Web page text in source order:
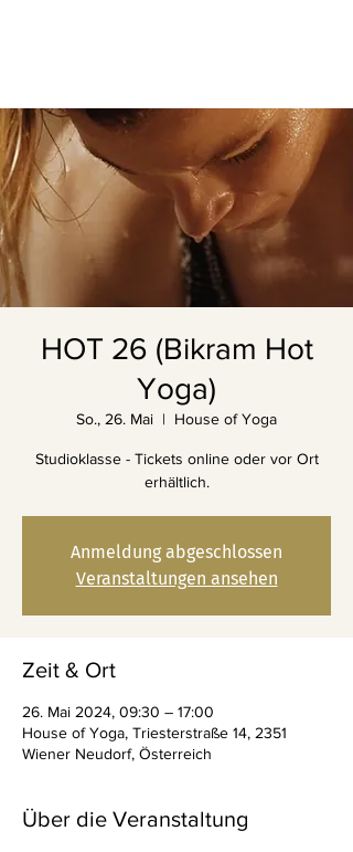
HOT 26 (Bikram Hot
Yoga)
So., 26. Mai
  |
House of Yoga
Studioklasse - Tickets online oder vor Ort
erhältlich.
Anmeldung abgeschlossen
Veranstaltungen ansehen
Zeit & Ort
26. Mai 2024, 09:30 – 17:00
House of Yoga, Triesterstraße 14, 2351
Wiener Neudorf, Österreich
Über die Veranstaltung